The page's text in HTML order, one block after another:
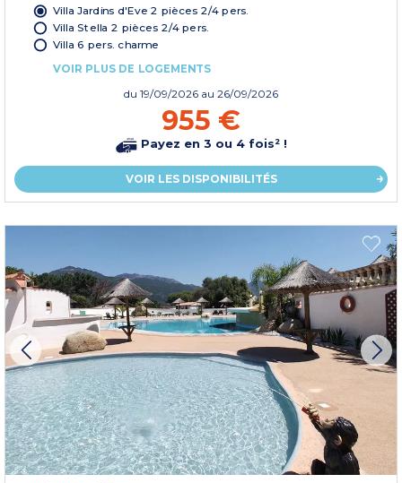
Villa Jardins d'Eve 2 pièces 2/4 pers.
Villa Stella 2 pièces 2/4 pers.
Villa 6 pers. charme
VOIR PLUS DE LOGEMENTS
du 19/09/2026 au 26/09/2026
955 €
Payez en 3 ou 4 fois² !
VOIR LES DISPONIBILITÉS